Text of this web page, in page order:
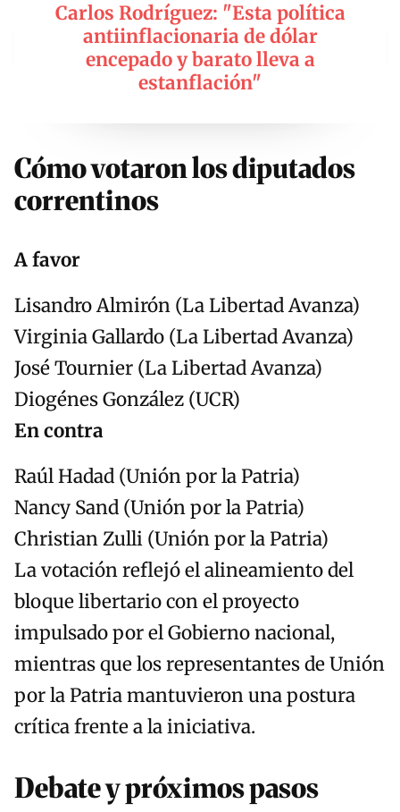
Carlos Rodríguez: "Esta política
antiinflacionaria de dólar
encepado y barato lleva a
estanflación"
Cómo votaron los diputados
correntinos
A favor
Lisandro Almirón (La Libertad Avanza)
Virginia Gallardo (La Libertad Avanza)
José Tournier (La Libertad Avanza)
Diogénes González (UCR)
En contra
Raúl Hadad (Unión por la Patria)
Nancy Sand (Unión por la Patria)
Christian Zulli (Unión por la Patria)
La votación reflejó el alineamiento del
bloque libertario con el proyecto
impulsado por el Gobierno nacional,
mientras que los representantes de Unión
por la Patria mantuvieron una postura
crítica frente a la iniciativa.
Debate y próximos pasos